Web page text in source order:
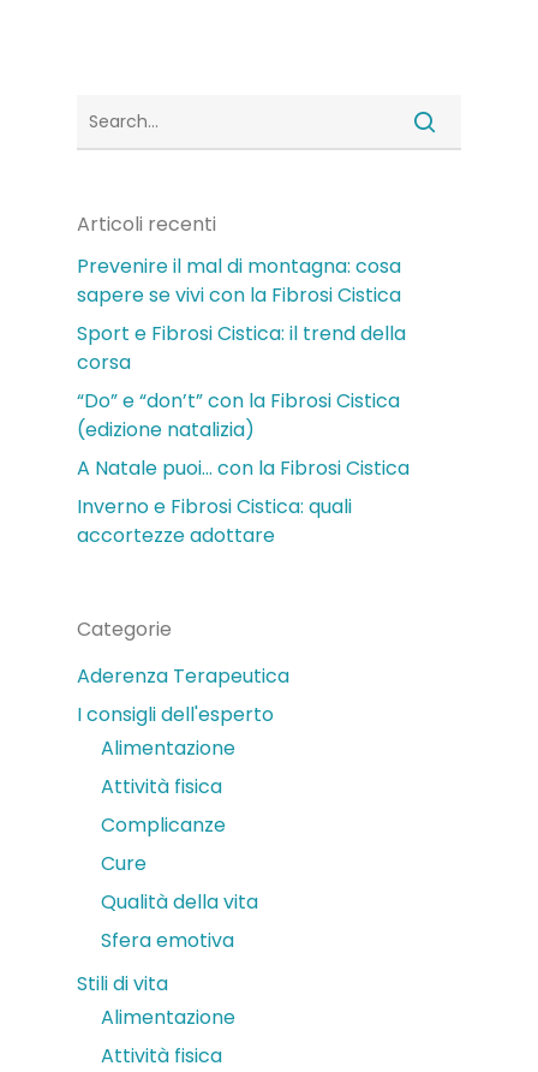
Articoli recenti
Prevenire il mal di montagna: cosa
sapere se vivi con la Fibrosi Cistica
Sport e Fibrosi Cistica: il trend della
corsa
“Do” e “don’t” con la Fibrosi Cistica
(edizione natalizia)
A Natale puoi… con la Fibrosi Cistica
Inverno e Fibrosi Cistica: quali
accortezze adottare
Categorie
Aderenza Terapeutica
I consigli dell'esperto
Alimentazione
Attività fisica
Complicanze
Cure
Qualità della vita
Sfera emotiva
Stili di vita
Alimentazione
Attività fisica